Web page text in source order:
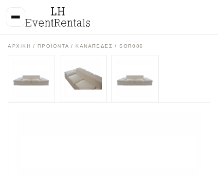
ΑΡΧΙΚΉ / ΠΡΟΪΌΝΤΑ / ΚΑΝΑΠΕΔΕΣ / SOR080